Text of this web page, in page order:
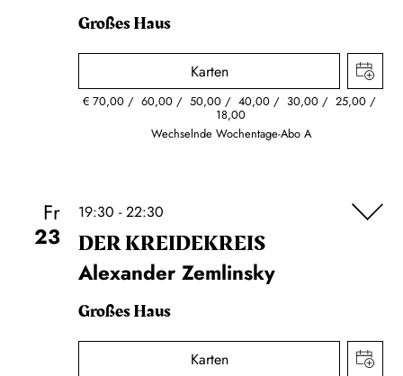
Großes Haus
Karten
€ 70,00 60,00 50,00 40,00 30,00 25,00
18,00
Wechselnde Wochentage-Abo A
Fr
23
19:30 - 22:30
DER KREIDE­KREIS
Alexander Zemlinsky
Großes Haus
Karten